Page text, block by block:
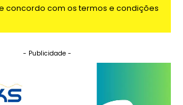
concordo com os termos e condições
- Publicidade -